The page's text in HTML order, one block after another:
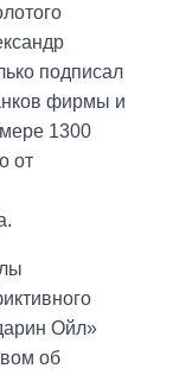
подписал
фирмы и
1300
от
Ойл»
об